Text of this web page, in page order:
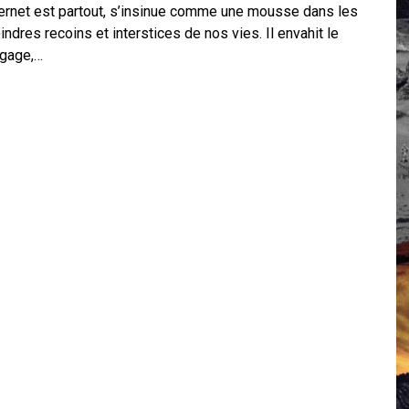
IA doit sortir des champs : « On impose et copie le
et l’intelligence artificielle
spatial
est partout, s’insinue comme une mousse dans les
recoins et interstices de nos vies. Il envahit le